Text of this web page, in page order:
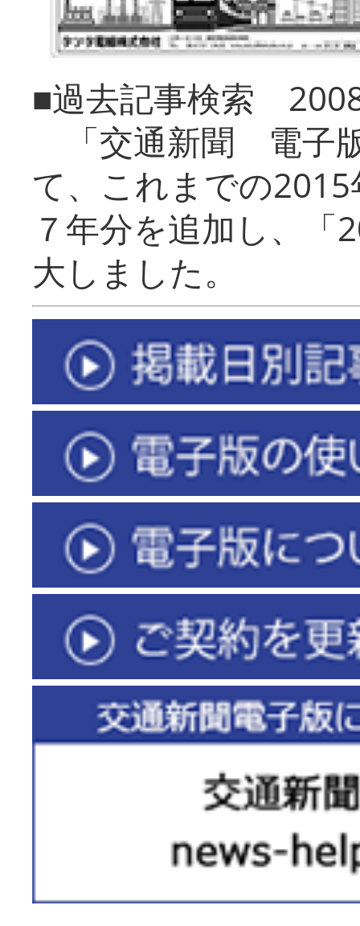
■過去記事検索
「交通新聞 電子
て、これまでの
７年分を追加し、「
大しまし